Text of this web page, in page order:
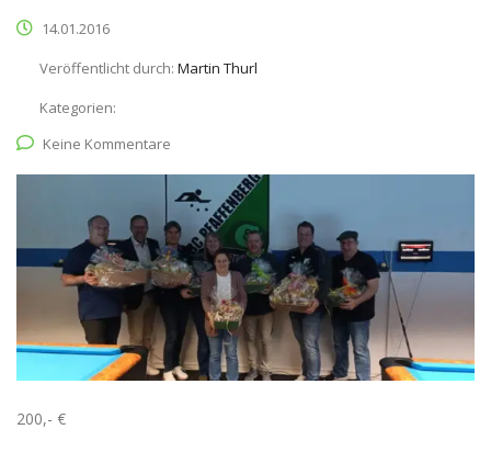
14.01.2016
Veröffentlicht durch: Martin Thurl
Kategorien:
Keine Kommentare
200,- €